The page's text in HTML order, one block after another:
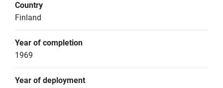
Country
Finland
Year of completion
1969
Year of deployment